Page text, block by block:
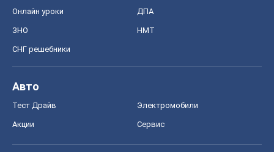
Онлайн уроки ДПА
ЗНО НМТ
СНГ решебники
Авто
Тест Драйв Электромобили
Акции Сервис